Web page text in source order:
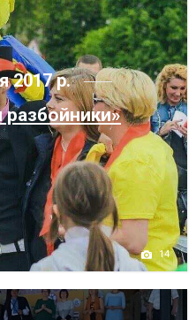
2017 р.
разбойники»
14